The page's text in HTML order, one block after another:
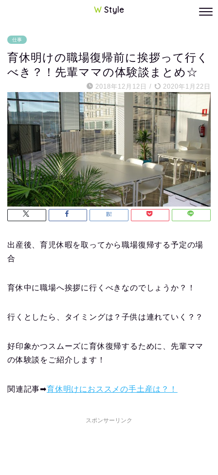
W Style
仕事
育休明けの職場復帰前に挨拶って行く
べき？！先輩ママの体験談まとめ☆
2018年12月12日 / 2020年1月22日
出産後、育児休暇を取ってから職場復帰する予定の場
合
育休中に職場へ挨拶に行くべきなのでしょうか？！
行くとしたら、タイミングは？子供は連れていく？？
好印象かつスムーズに育休復帰するために、先輩ママ
の体験談をご紹介します！
関連記事➡育休明けにおススメの手土産は？！
スポンサーリンク